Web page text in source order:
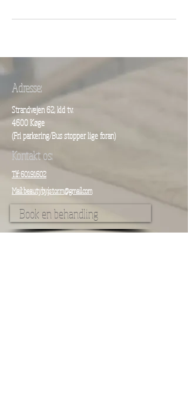
Adresse:
Strandvejen 62, kld tv.
4600 Køge
(Fri parkering/Bus stopper lige foran)
Kontakt os:
Tlf: 60191602
Mail: beautyby.jstorm@gmail.com
Book en behandling